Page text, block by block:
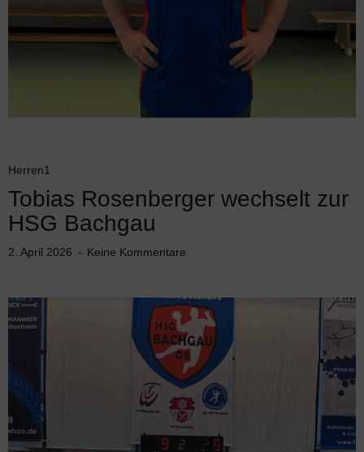
Herren1
Tobias Rosenberger wechselt zur
HSG Bachgau
2. April 2026 Keine Kommentare